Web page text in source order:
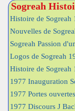
Sogreah
Histoire de Sogreah
Nouvelles de
Sogreah Passion
Logos de Sogreah
Histoire de Sogreah
1977 Inauguration
1977 Portes
1977 Discours J